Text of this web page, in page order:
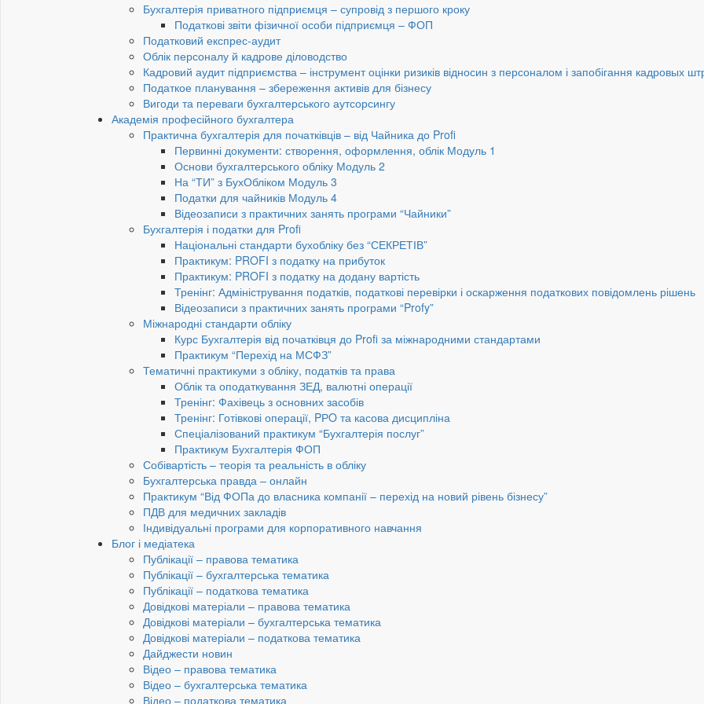
Бухгалтерія приватного підприємця – супровід з першого кроку
Податкові звіти фізичної особи підприємця – ФОП
Податковий експрес-аудит
Облік персоналу й кадрове діловодство
Кадровий аудит підприємства – інструмент оцінки ризиків відносин з персоналом і запобігання кадровых
Податкое планування – збереження активів для бізнесу
Вигоди та переваги бухгалтерського аутсорсингу
Академія професійного бухгалтера
Практична бухгалтерія для початківців – від Чайника до Profi
Первинні документи: створення, оформлення, облік Модуль 1
Основи бухгалтерського обліку Модуль 2
На “ТИ” з БухОбліком Модуль 3
Податки для чайників Модуль 4
Відеозаписи з практичних занять програми “Чайники”
Бухгалтерія і податки для Profi
Національні стандарти бухобліку без “СЕКРЕТІВ”
Практикум: PROFI з податку на прибуток
Практикум: PROFI з податку на додану вартість
Тренінг: Адміністрування податків, податкові перевірки і оскарження податкових повідомлень рішень
Відеозаписи з практичних занять програми “Profy”
Міжнародні стандарти обліку
Курс Бухгалтерія від початківця до Profi за міжнародними стандартами
Практикум “Перехід на МСФЗ”
Тематичні практикуми з обліку, податків та права
Облік та оподаткування ЗЕД, валютні операції
Тренінг: Фахівець з основних засобів
Тренінг: Готівкові операції, PРO та касова дисципліна
Спеціалізований практикум “Бухгалтерія послуг”
Практикум Бухгалтерія ФОП
Собівартість – теорія та реальність в обліку
Бухгалтерська правда – онлайн
Практикум “Від ФОПа до власника компанії – перехід на новий рівень бізнесу”
ПДВ для медичних закладів
Індивідуальні програми для корпоративного навчання
Блог і медіатека
Публікації – правова тематика
Публікації – бухгалтерська тематика
Публікації – податкова тематика
Довідкові матеріали – правова тематика
Довідкові матеріали – бухгалтерська тематика
Довідкові матеріали – податкова тематика
Дайджести новин
Відео – правова тематика
Відео – бухгалтерська тематика
Відео – податкова тематика